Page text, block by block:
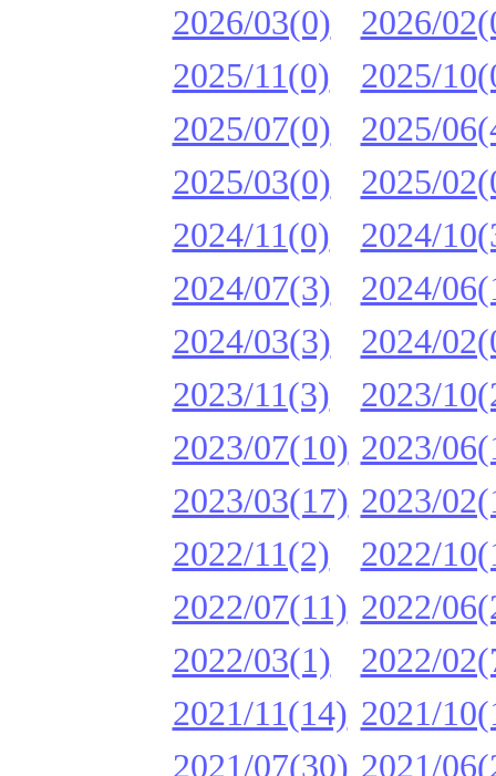
2026/03(0)
2026/
2025/11(0)
2025/
2025/07(0)
2025/
2025/03(0)
2025/
2024/11(0)
2024/
2024/07(3)
2024/
2024/03(3)
2024/
2023/11(3)
2023/
2023/07(10) 2023/
2023/03(17) 2023/
2022/11(2)
2022/
2022/07(11) 2022/
2022/03(1)
2022/
2021/11(14) 2021/
2021/07(30) 2021/